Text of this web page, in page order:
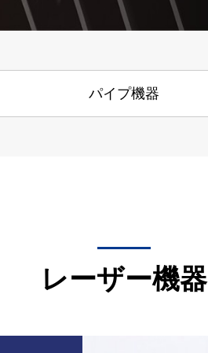
パイプ機器
レーザー機器